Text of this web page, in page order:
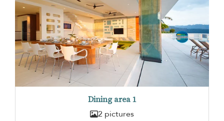
Dining area 1
2 pictures